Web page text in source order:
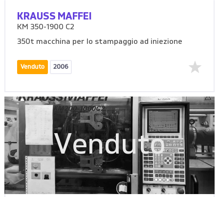
KRAUSS MAFFEI
KM 350-1900 C2
350t macchina per lo stampaggio ad iniezione
Venduto 2006
Venduto